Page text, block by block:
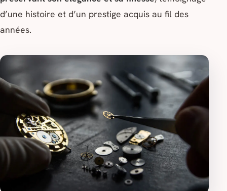
d’une histoire et d’un prestige acquis au fil des
années.